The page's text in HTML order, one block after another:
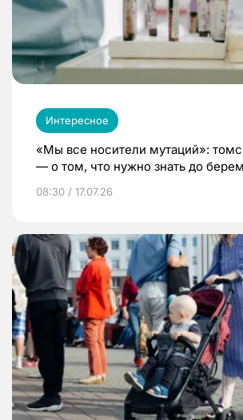
Интересное
«Мы все носители мутаций»:
— о том, что нужно знать до
08:30 / 17.07.26